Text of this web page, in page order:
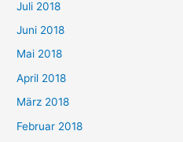
Juli 2018
Juni 2018
Mai 2018
April 2018
März 2018
Februar 2018